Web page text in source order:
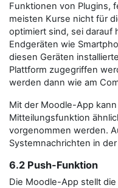
Funktionen von Plugins,
meisten Kurse nicht für
optimiert sind, sei darauf
Endgeräten wie
diesen Geräten
Plattform zugegriffen
werden dann wie am
Mit der Moodle-App
Mitteilungsfunktion
vorgenommen werden.
Systemnachrichten in
6.2 Push-Funktion
Die Moodle-App stellt